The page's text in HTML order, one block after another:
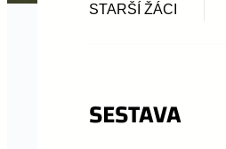
STARŠÍ ŽÁCI
SESTAVA